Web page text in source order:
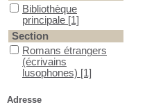
Bibliothèque principale
Bibliothèque
principale [1]
Section
Romans étrangers (écrivains
Romans étrangers
(écrivains
lusophones) [1]
Adresse